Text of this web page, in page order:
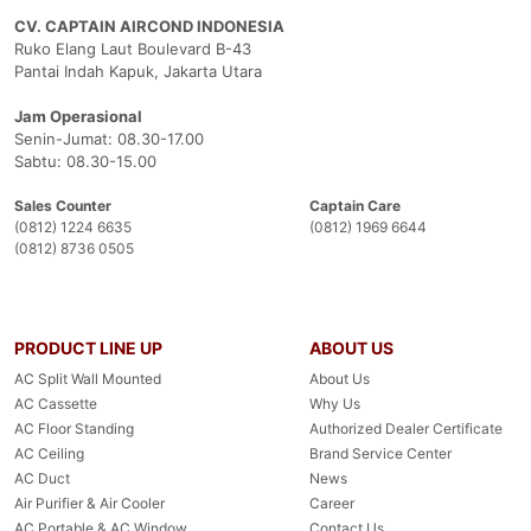
CV. CAPTAIN AIRCOND INDONESIA
Ruko Elang Laut Boulevard B-43
Pantai Indah Kapuk, Jakarta Utara
Jam Operasional
Senin-Jumat: 08.30-17.00
Sabtu: 08.30-15.00
Sales Counter
(0812) 1224 6635
(0812) 8736 0505
Captain Care
(0812) 1969 6644
PRODUCT LINE UP
AC Split Wall Mounted
AC Cassette
AC Floor Standing
AC Ceiling
AC Duct
Air Purifier & Air Cooler
ABOUT US
About Us
Why Us
Authorized Dealer Certificate
Brand Service Center
News
Career